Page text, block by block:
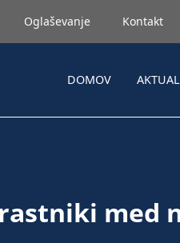
Oglaševanje Kontakt
DOMOV
med